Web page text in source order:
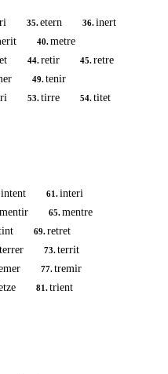
35.etern 36.inert
40.metre
44.retir 45.retre
49.tenir
53.tirre 54.titet
intent 61.interi
mentir 65.mentre
69.retret
terrer 73.territ
77.tremir
81.trient